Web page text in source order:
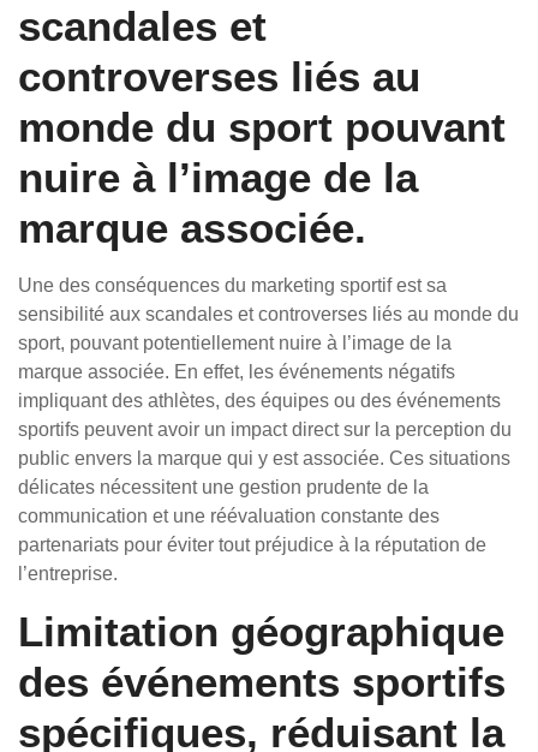
scandales et
controverses liés au
monde du sport pouvant
nuire à l’image de la
marque associée.
Une des conséquences du marketing sportif est sa
sensibilité aux scandales et controverses liés au monde du
sport, pouvant potentiellement nuire à l’image de la
marque associée. En effet, les événements négatifs
impliquant des athlètes, des équipes ou des événements
sportifs peuvent avoir un impact direct sur la perception du
public envers la marque qui y est associée. Ces situations
délicates nécessitent une gestion prudente de la
communication et une réévaluation constante des
partenariats pour éviter tout préjudice à la réputation de
l’entreprise.
Limitation géographique
des événements sportifs
spécifiques, réduisant la